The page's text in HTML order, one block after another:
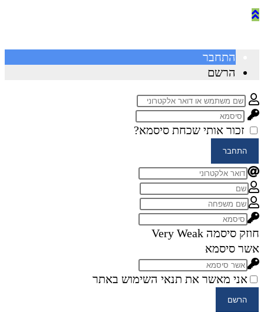
התחבר
הרשם
זכור אותי שכחת סיסמא?
התחבר
חוזק סיסמה Very Weak
אשר סיסמא
אני מאשר את תנאי השימוש באתר
הרשם